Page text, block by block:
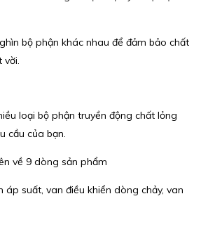
bộ phận khác nhau để đảm bảo chất
vời.
loại bộ phận truyền động chất lỏng
cầu của bạn.
về 9 dòng sản phẩm
áp suất, van điều khiển dòng chảy, van